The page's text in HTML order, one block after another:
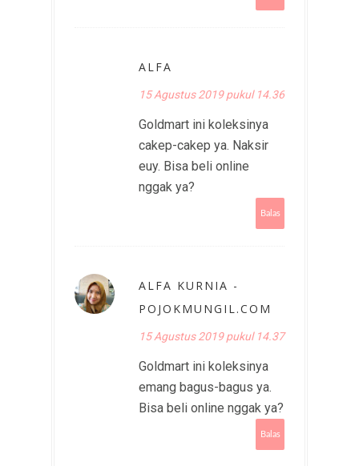
ALFA
15 Agustus 2019 pukul 14.36
Goldmart ini koleksinya
cakep-cakep ya. Naksir
euy. Bisa beli online
nggak ya?
Balas
ALFA KURNIA -
POJOKMUNGIL.COM
15 Agustus 2019 pukul 14.37
Goldmart ini koleksinya
emang bagus-bagus ya.
Bisa beli online nggak ya?
Balas